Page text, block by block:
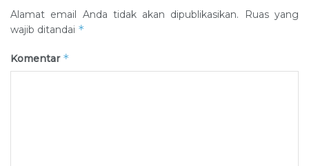
Alamat email Anda tidak akan dipublikasikan.
Ruas yang
wajib ditandai *
Komentar *